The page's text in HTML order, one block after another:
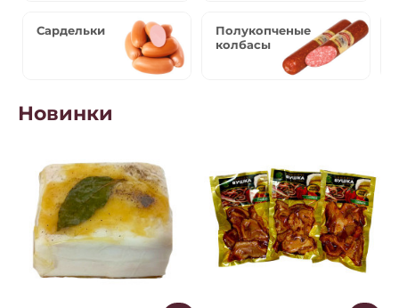
Сардельки
Полукопченые
колбасы
Новинки